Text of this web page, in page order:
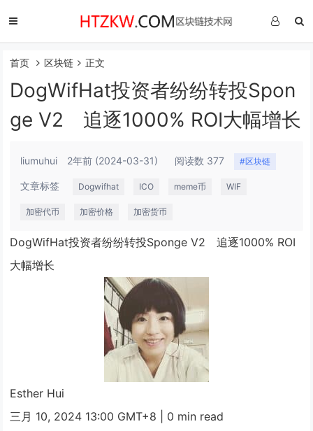
首页 区块链 正文
DogWifHat投资者纷纷转投Spon
ge V2 追逐1000% ROI大幅增长
liumuhui 2年前 (2024-03-31) 阅读数 377 #区块链
文章标签 Dogwifhat ICO meme币 WIF
加密代币 加密价格 加密货币
DogWifHat投资者纷纷转投Sponge V2 追逐1000% ROI
大幅增长
Esther Hui
三月 10, 2024 13:00 GMT+8
0 min read